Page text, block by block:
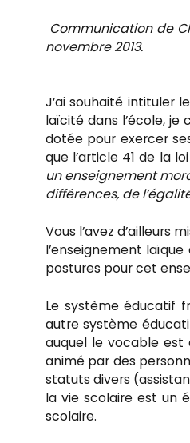
Communication de
novembre 2013.
J’ai souhaité intituler
laïcité dans l’école,
dotée pour exercer
que l’article 41 de la
un enseignement
différences, de
Vous l’avez d’ailleurs
l’enseignement
postures pour cet
Le système éducatif
autre système
auquel le vocable est
animé par des
statuts divers
la vie scolaire est un
scolaire.